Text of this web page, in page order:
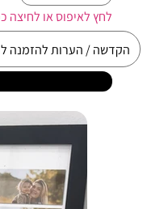
לחץ לאיפוס או לחיצה